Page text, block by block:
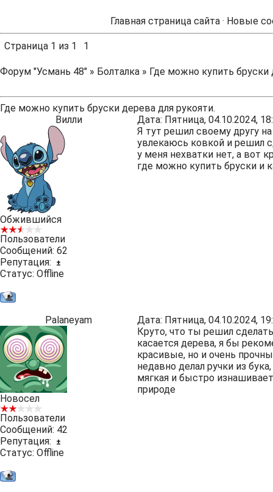
Главная страница сайта · Новые
Страница 1 из 1 1
Форум "Усмань 48" » Болталка » Где можно купить бруски
Где можно купить бруски дерева для рукояти.
Вилли
Дата: Пятница, 04.10.2024,
Обжившийся
Пользователи
Сообщений: 62
Репутация:
±
Статус: Offline
Я тут решил своему другу
увлекаюсь ковкой и решил
у меня нехватки нет, а вот
где можно купить бруски и
Palaneyam Дата: Пятница, 04.10.2024,
Новосел
Пользователи
Сообщений: 42
Репутация:
±
Статус: Offline
Круто, что ты решил
касается дерева, я бы
красивые, но и очень
недавно делал ручки из
мягкая и быстро
природе